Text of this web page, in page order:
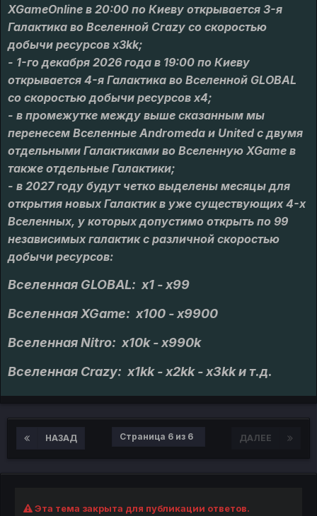
XGameOnline в 20:00 по Киеву открывается 3-я
Галактика во Вселенной Crazy со скоростью
добычи ресурсов x3kk;
- 1-го декабря 2026 года в 19:00 по Киеву
открывается 4-я Галактика во Вселенной GLOBAL
со скоростью добычи ресурсов х4;
- в промежутке между выше сказанным мы
перенесем Вселенные Andromeda и United с двумя
отдельными Галактиками во Вселенную XGame в
также отдельные Галактики;
- в 2027 году будут четко выделены месяцы для
открытия новых Галактик в уже существующих 4-х
Вселенных, у которых допустимо открыть по 99
независимых галактик с различной скоростью
добычи ресурсов:
Вселенная GLOBAL: x1 - x99
Вселенная XGame: x100 - x9900
Вселенная Nitro: x10k - x990k
Вселенная Crazy: x1kk - x2kk - x3kk и т.д.
НАЗАД ДАЛЕЕ
Страница 6 из 6
Эта тема закрыта для публикации ответов.